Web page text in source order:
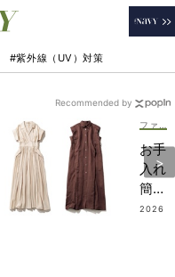
#紫外線（UV）対策
お手
入れ
簡単
なの
2026
Recommended by